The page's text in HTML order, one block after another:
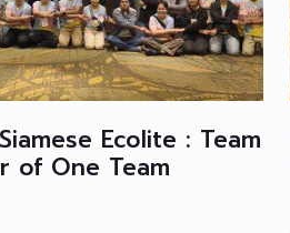
Ecolite : Team
of One Team